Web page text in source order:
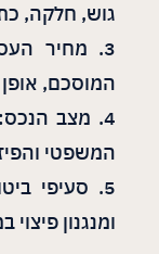
גוש, חלקה,
3. מחיר
המוסכם,
4. מצב
המשפטי
5. סעיפי
ומנגנון